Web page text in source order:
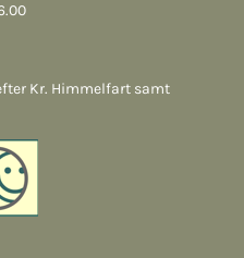
Kr. Himmelfart samt